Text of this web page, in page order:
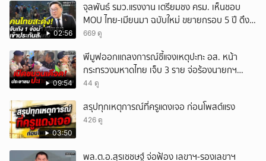
02:56
จุลพันธ์ รมว.แรงงาน เตรียมชง ครม. เห็นชอบ
MOU ไทย-เมียนมา ฉบับใหม่ ขยายกรอบ 5 ปี ดึง
แรงงานเข้าระบบ
669 ดู
09:54
พีมูฟออกแถลงการณ์ชี้แจงเหตุปะทะ อส. หน้า
กระทรวงมหาดไทย เจ็บ 3 ราย จ่อร้องนายกฯ
ตรวจสอบ
44 ดู
03:50
สรุปทุกเหตุการณ์ที่ครูแดงเจอ ก่อนโพสต์แรง
426 ดู
พล.ต.อ.สุรเชชษฐ์ จ่อฟ้อง เลขาฯ-รองเลขาฯ